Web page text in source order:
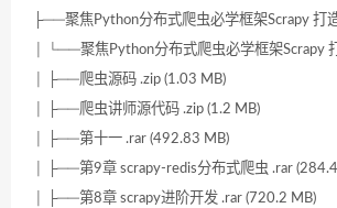
├──聚焦Python分布式爬虫必学框架Scrapy 打
│ └──聚焦Python分布式爬虫必学框架Scrapy
│ ├──爬虫源码 .zip (1.03 MB)
│ ├──爬虫讲师源代码 .zip (1.2 MB)
│ ├──第十一 .rar (492.83 MB)
│ ├──第9章 scrapy-redis分布式爬虫 .rar
│ ├──第8章 scrapy进阶开发 .rar (720.2 MB)